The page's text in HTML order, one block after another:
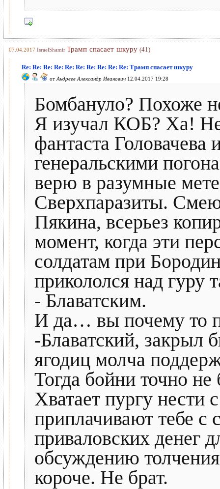
07.04.2017 IsraelShamir Трамп спасает шкуру (41)
Re: Re: Re: Re: Re: Re: Re: Re: Re: Re: Трамп спасает шкуру
от Андреев Александр Иванович 12.04.2017 19:28
Бомбануло? Похоже
Я изучал КОБ? Ха!
фантаста Головачева
генеральскими
верю в разумные
Сверхпаразиты.
Пякина, всерьез
момент, когда эти
солдатам при
прикололся над гуру
- Блаватским.
И да… вы почему то
-Блаватский,
ягодиц молча
Тогда бойни точно не
Хватает пургу
приплачивают тебе с
приваловских денег
обсуждению
короче. Не брат.